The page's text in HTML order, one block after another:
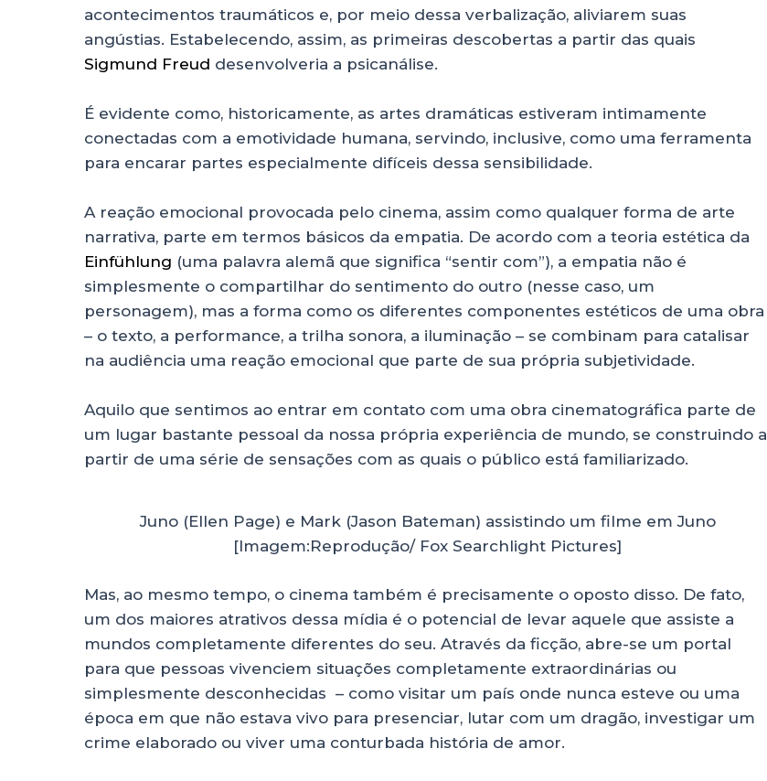
acontecimentos traumáticos e, por meio dessa verbalização, aliviarem suas
angústias. Estabelecendo, assim, as primeiras descobertas a partir das quais
Sigmund Freud desenvolveria a psicanálise.
É evidente como, historicamente, as artes dramáticas estiveram intimamente
conectadas com a emotividade humana, servindo, inclusive, como uma ferramenta
para encarar partes especialmente difíceis dessa sensibilidade.
A reação emocional provocada pelo cinema, assim como qualquer forma de arte
narrativa, parte em termos básicos da empatia. De acordo com a teoria estética da
Einfühlung (uma palavra alemã que significa “sentir com”), a empatia não é
simplesmente o compartilhar do sentimento do outro (nesse caso, um
personagem), mas a forma como os diferentes componentes estéticos de uma obra
– o texto, a performance, a trilha sonora, a iluminação – se combinam para catalisar
na audiência uma reação emocional que parte de sua própria subjetividade.
Aquilo que sentimos ao entrar em contato com uma obra cinematográfica parte de
um lugar bastante pessoal da nossa própria experiência de mundo, se construindo a
partir de uma série de sensações com as quais o público está familiarizado.
Juno (Ellen Page) e Mark (Jason Bateman) assistindo um filme em Juno
[Imagem:Reprodução/ Fox Searchlight Pictures]
Mas, ao mesmo tempo, o cinema também é precisamente o oposto disso. De fato,
um dos maiores atrativos dessa mídia é o potencial de levar aquele que assiste a
mundos completamente diferentes do seu. Através da ficção, abre-se um portal
para que pessoas vivenciem situações completamente extraordinárias ou
simplesmente desconhecidas – como visitar um país onde nunca esteve ou uma
época em que não estava vivo para presenciar, lutar com um dragão, investigar um
crime elaborado ou viver uma conturbada história de amor.